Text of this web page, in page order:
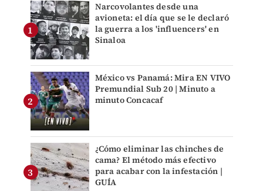
Narcovolantes desde una
avioneta: el día que se le declaró
la guerra a los 'influencers' en
Sinaloa
México vs Panamá: Mira EN VIVO
Premundial Sub 20 | Minuto a
minuto Concacaf
¿Cómo eliminar las chinches de
cama? El método más efectivo
para acabar con la infestación |
GUÍA